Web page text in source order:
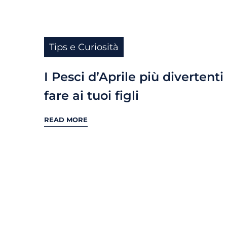
Tips e Curiosità
I Pesci d’Aprile più divertenti
fare ai tuoi figli
READ MORE